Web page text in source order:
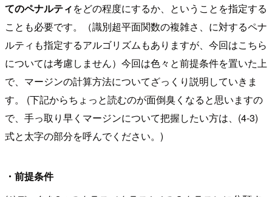
てのペナルティをどの程度にするか、ということを指定する
ことも必要です。（識別超平面関数の複雑さ、に対するペナ
ルティも指定するアルゴリズムもありますが、今回はこちら
については考慮しません）今回は色々と前提条件を置いた上
で、マージンの計算方法についてざっくり説明していきま
す。 (下記からちょっと読むのが面倒臭くなると思いますの
で、手っ取り早くマージンについて把握したい方は、(4-3)
式と太字の部分を呼んでください。)
・前提条件